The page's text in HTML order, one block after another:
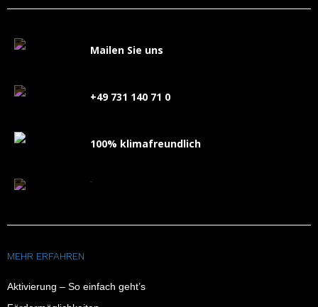
Mailen Sie uns
+49 731 140 71 0
100% klimafreundlich
MEHR ERFAHREN
Aktivierung – So einfach geht’s